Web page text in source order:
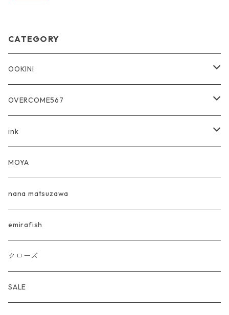
CATEGORY
OOKINI
Ee-Muji
ink×OOKINI
農業倶楽部イチカラミナマデ
SINGING IN THE RAIN
ニュー喫茶Tee
AMAZUPPA Tee
瓶踊餃子 BOTTLESTEP L/S
OVERCOME567
OVERCOME 567 T-shirts
OVERCOME 567 L/S
OVERCOME567T-shirts+Photograph
OVERCOME 567 Hoodie
【完売】OVERCOME 567 T-shirts KIDS
【完売】567T-shirts Tie-Dye
ink
ink×OOKINI
MOYA
nana matsuzawa
emirafish
クローズ
SALE